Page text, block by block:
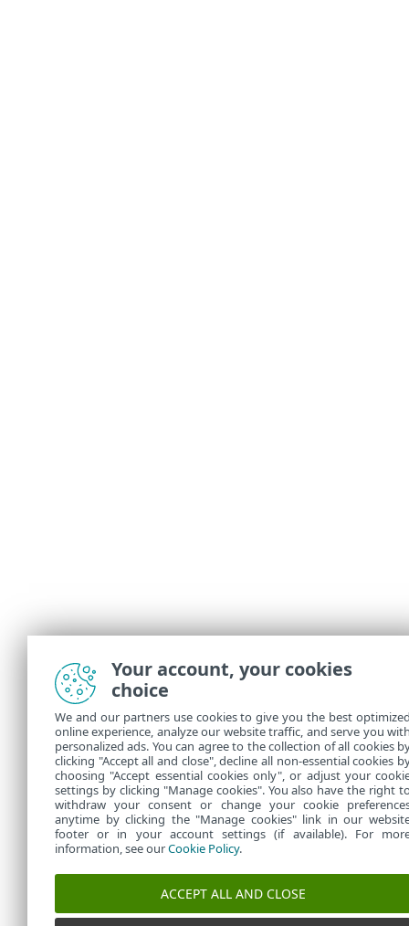
Your account, your cookies
choice
We and our partners use cookies to give you the best
online experience, analyze our website traffic, and serve you
personalized ads. You can agree to the collection of all cookies
clicking "Accept all and close", decline all non-essential cookies
choosing "Accept essential cookies only", or adjust your
settings by clicking "Manage cookies". You also have the right
withdraw your consent or change your cookie
anytime by clicking the "Manage cookies" link in our
footer or in your account settings (if available). For
information, see ourCookie Policy.
ACCEPT ALL AND CLOSE